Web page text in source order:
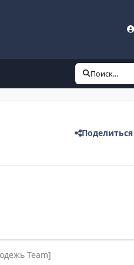
Поиск...
Поделиться
Team]